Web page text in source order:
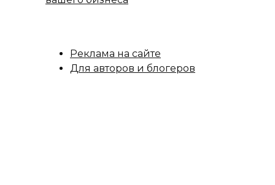
Реклама на сайте
Для авторов и блогеров